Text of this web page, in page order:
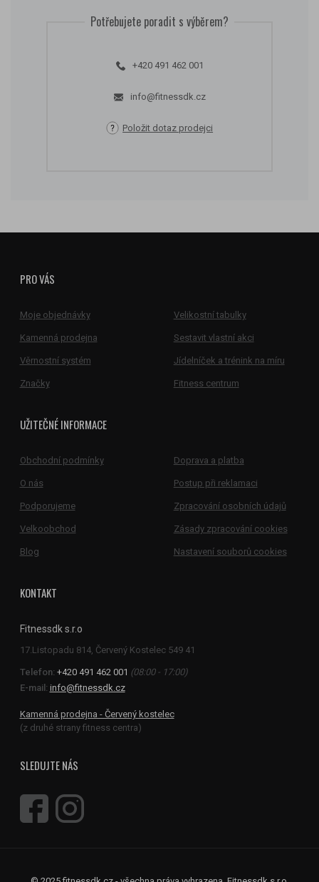
Potřebujete poradit s výběrem?
+420 491 462 001
info@fitnessdk.cz
Položit dotaz prodejci
PRO VÁS
Moje objednávky Velikostní tabulky
Kamenná prodejna Sestavit vlastní akci
Věrnostní systém Jídelníček a trénink na míru
Značky Fitness centrum
UŽITEČNÉ INFORMACE
Obchodní podmínky Doprava a platba
O nás Postup při reklamaci
Podporujeme Zpracování osobních údajů
Velkoobchod Zásady zpracování cookies
Blog Nastavení souborů cookies
KONTAKT
Fitnessdk s.r.o
Telefon: +420 491 462 001 (08:00 - 17:00)
E-mail: info@fitnessdk.cz
Kamenná prodejna - Červený kostelec
(z druhé strany fitness centra)
SLEDUJTE NÁS